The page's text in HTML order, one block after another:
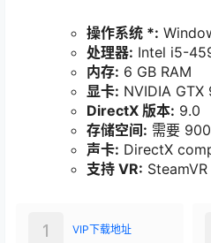
操作系统 *:
处理器: Intel i5-
内存: 6 GB RAM
显卡: NVIDIA
DirectX 版本: 9.0
存储空间: 需要
声卡: DirectX
支持 VR: SteamVR
VIP下载地址
1